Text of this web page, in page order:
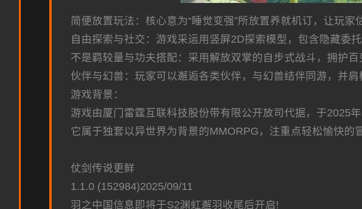
简便放置玩法：核心意为“睡觉变强”所放置养就机订，让玩家
自由探索与社交：游戏采运用竖屏2D探索模型，包含隐藏委
不是羁较量与功夫搭配：采用解放双掌的自步式战斗，拥护百
伙伴与幻兽：玩家可以邂逅各类伙伴，与幻兽结伴同游，并肩
游戏背景：
游戏由厦门雷霆互联科技股份带有限公开放司代据，于2025
它属于独套以异世界为背景的MMORPG，注重点轻松愉快的
仗剑传说更鲜
1.1.0 (152984)2025/09/11
羽之中国信息即将于S2渊虹邂羽收尾后开启!